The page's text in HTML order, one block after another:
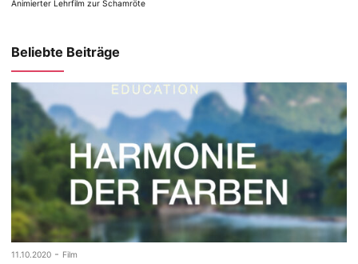
Animierter Lehrfilm zur Schamröte
Beliebte Beiträge
11.10.2020 - Film